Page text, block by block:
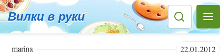
Вилки в руки
marina 22.01.2012